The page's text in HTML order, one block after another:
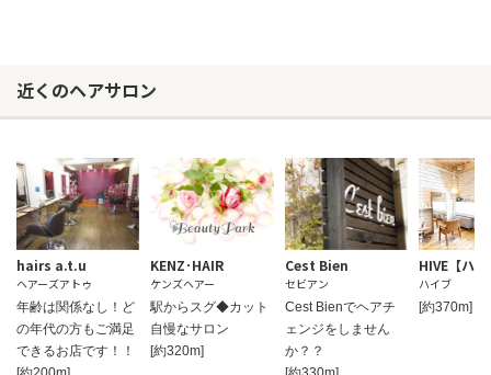
近くのヘアサロン
hairs a.t.u
ヘアーズアトゥ
年齢は関係なし！ど
の年代の方もご満足
できるお店です！！
KENZ･HAIR
ケンズヘアー
駅からスグ◆カット
自慢なサロン
[約320m]
Cest Bien
セビアン
Cest Bienでヘアチ
ェンジをしません
か？？
HIVE【ハ
ハイブ
[約370m]